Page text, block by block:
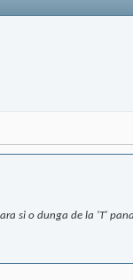
si o dunga de la 'T'